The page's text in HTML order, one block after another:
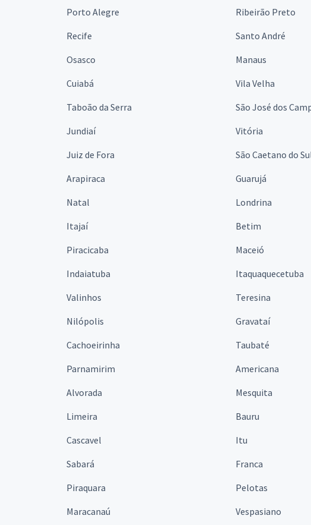
Porto Alegre
Ribeirão Preto
Recife
Santo André
Osasco
Manaus
Cuiabá
Vila Velha
Taboão da Serra
São José dos
Jundiaí
Vitória
Juiz de Fora
São Caetano do
Arapiraca
Guarujá
Natal
Londrina
Itajaí
Betim
Piracicaba
Maceió
Indaiatuba
Itaquaquecetuba
Valinhos
Teresina
Nilópolis
Gravataí
Cachoeirinha
Taubaté
Parnamirim
Americana
Alvorada
Mesquita
Limeira
Bauru
Cascavel
Itu
Sabará
Franca
Piraquara
Pelotas
Maracanaú
Vespasiano